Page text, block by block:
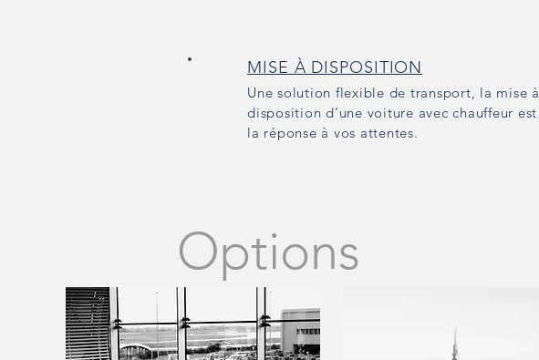
MISE À DISPOSITION
Une solution flexible de transport, la mise à
disposition d’une voiture avec chauffeur est
la réponse à vos attentes.
Options